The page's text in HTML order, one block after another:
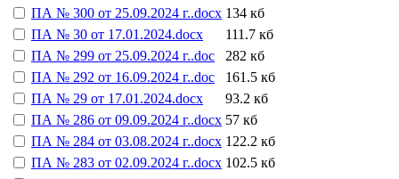
ПА № 300 от 25.09.2024 г..docx 134 кб
ПА № 30 от 17.01.2024.docx
111.7 кб
ПА № 299 от 25.09.2024 г..doc
282 кб
ПА № 292 от 16.09.2024 г..doc
161.5 кб
ПА № 29 от 17.01.2024.docx
93.2 кб
ПА № 286 от 09.09.2024 г..docx 57 кб
ПА № 284 от 03.08.2024 г..docx 122.2 кб
ПА № 283 от 02.09.2024 г..docx 102.5 кб